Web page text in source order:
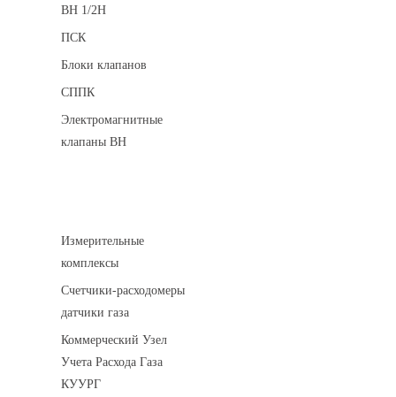
ВН 1/2Н
ПСК
Блоки клапанов
СППК
Электромагнитные
клапаны ВН
Измерительные
комплексы
Счетчики-расходомеры
датчики газа
Коммерческий Узел
Учета Расхода Газа
КУУРГ